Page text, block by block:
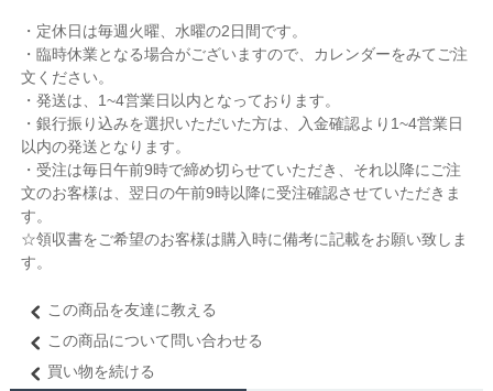
・定休日は毎週火曜、水曜の2日間です。
・臨時休業となる場合がございますので、カレンダーをみてご注
文ください。
・発送は、1~4営業日以内となっております。
・銀行振り込みを選択いただいた方は、入金確認より1~4営業日
以内の発送となります。
・受注は毎日午前9時で締め切らせていただき、それ以降にご注
文のお客様は、翌日の午前9時以降に受注確認させていただきま
す。
☆領収書をご希望のお客様は購入時に備考に記載をお願い致しま
す。
この商品を友達に教える
この商品について問い合わせる
買い物を続ける